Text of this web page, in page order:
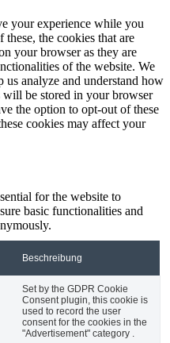
your experience while you
the cookies that are
your browser as they are
of the website. We
us analyze and understand how
will be stored in your browser
the option to opt-out of these
cookies may affect your
for the website to
basic functionalities and
Beschreibung
Set by the GDPR Cookie
Consent plugin, this cookie is
used to record the user
consent for the cookies in the
"Advertisement" category .